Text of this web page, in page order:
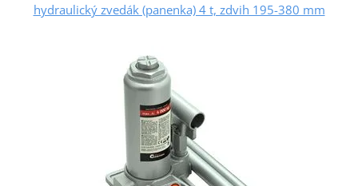
hydraulický zvedák (panenka) 4 t, zdvih 195-380 mm